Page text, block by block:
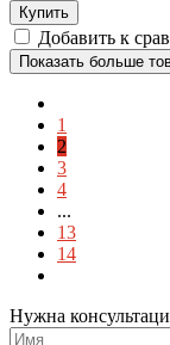
Купить
Добавить к
Показать больше
1
2
3
4
...
13
14
Нужна